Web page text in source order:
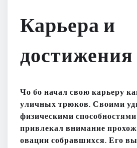
Карьера и
достижения
Чо бо начал свою карьеру
уличных трюков. Своими
физическими
привлекал внимание
овации собравшихся. Его